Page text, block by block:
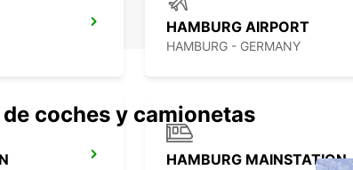
HAMBURG AIRPORT
HAMBURG - GERMANY
HAMBURG MAINSTATION
coches y camionetas